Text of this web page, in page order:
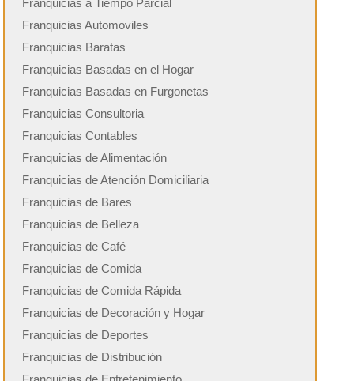
Franquicias Automoviles
Franquicias Baratas
Franquicias Basadas en el Hogar
Franquicias Basadas en Furgonetas
Franquicias Consultoria
Franquicias Contables
Franquicias de Alimentación
Franquicias de Atención Domiciliaria
Franquicias de Bares
Franquicias de Belleza
Franquicias de Café
Franquicias de Comida
Franquicias de Comida Rápida
Franquicias de Decoración y Hogar
Franquicias de Deportes
Franquicias de Distribución